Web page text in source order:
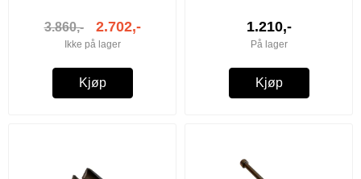
3.860,- 2.702,-
Ikke på lager
Kjøp
1.210,-
På lager
Kjøp